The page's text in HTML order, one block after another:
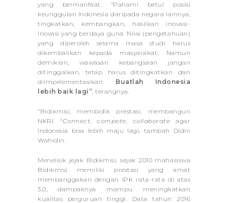
yang bermanfaat. “Pahami betul posisi
keunggulan Indonesia daripada negara lainnya,
tingkatkan, kembangkan, hasilkan inovasi-
inovasi yang berdaya guna. Nilai (pengetahuan)
yang diperoleh selama masa studi harus
dikembalikan kepada masyarakat. Namun
demikian, wawasan kebangsaan jangan
ditinggalkan, tetap harus ditingkatkan dan
diimpelementasikan. Buatlah Indonesia
lebih baik lagi”, terangnya.
“Bidikmisi, membidik prestasi, membangun
NKRI. “Connect, compete, collaborate agar
Indonesia bisa lebih maju lagi, tambah Didin
Wahidin.
Menelisik jejak Bidikmisi, sejak 2010 mahasiswa
Bidikmisi memiliki prestasi yang amat
membanggakan dengan IPK rata-rata di atas
3,0, dampaknya mampu meningkatkan
kualitas perguruan tinggi. Data tahun 2016